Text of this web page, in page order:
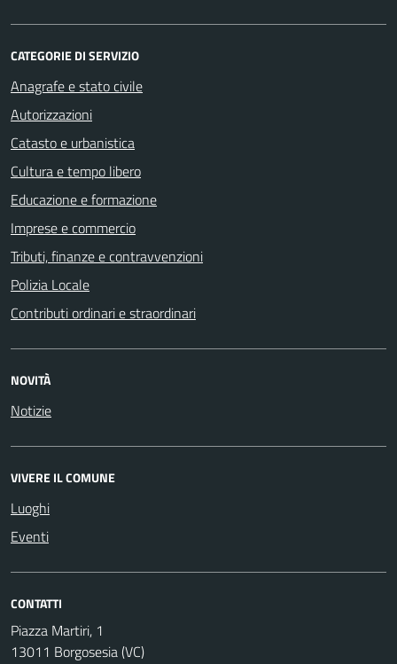
CATEGORIE DI SERVIZIO
Anagrafe e stato civile
Autorizzazioni
Catasto e urbanistica
Cultura e tempo libero
Educazione e formazione
Imprese e commercio
Tributi, finanze e contravvenzioni
Polizia Locale
Contributi ordinari e straordinari
NOVITÀ
Notizie
VIVERE IL COMUNE
Luoghi
Eventi
CONTATTI
Piazza Martiri, 1
13011 Borgosesia (VC)